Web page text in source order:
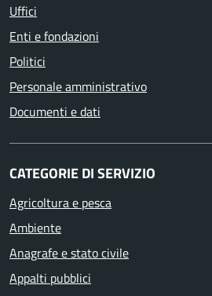
Uffici
Enti e fondazioni
Politici
Personale amministrativo
Documenti e dati
CATEGORIE DI SERVIZIO
Agricoltura e pesca
Ambiente
Anagrafe e stato civile
Appalti pubblici